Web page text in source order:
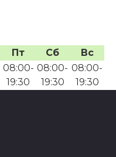
Пт Сб
Вс
08:00-
19:30
08:00-
19:30
08:00-
19:30